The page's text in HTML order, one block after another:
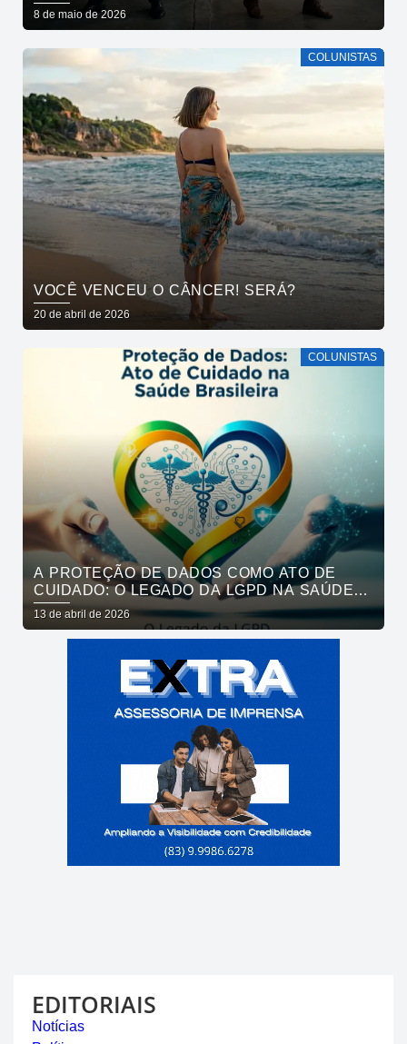
8 de maio de 2026
COLUNISTAS
VOCÊ VENCEU O CÂNCER! SERÁ?
20 de abril de 2026
COLUNISTAS
A PROTEÇÃO DE DADOS COMO ATO DE
CUIDADO: O LEGADO DA LGPD NA SAÚDE
BRASILEIRA
13 de abril de 2026
EDITORIAIS
Notícias